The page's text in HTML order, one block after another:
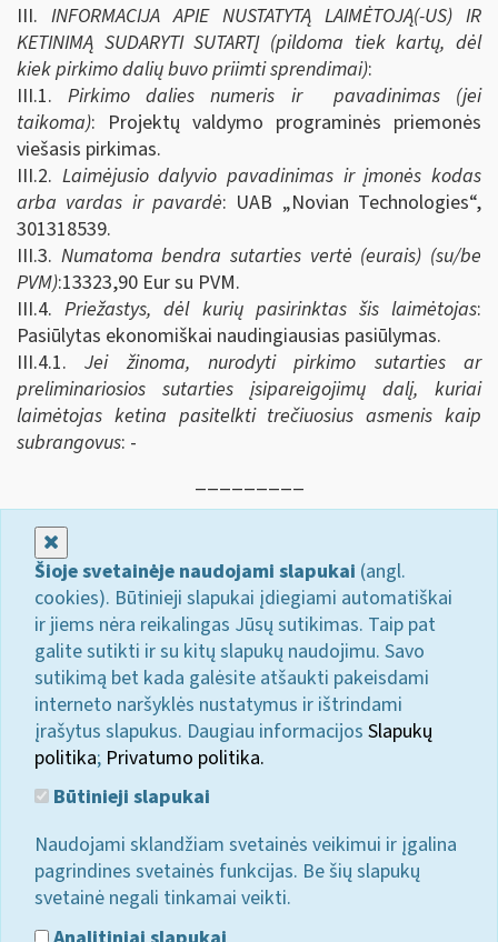
III. INFORMACIJA APIE NUSTATYTĄ LAIMĖTOJĄ(-US) IR
KETINIMĄ SUDARYTI SUTARTĮ (pildoma tiek kartų, dėl
kiek pirkimo dalių buvo priimti sprendimai):
III.1.Pirkimo dalies numeris ir pavadinimas (jei
taikoma): Projektų valdymo programinės priemonės
viešasis pirkimas.
III.2. Laimėjusio dalyvio pavadinimas ir įmonės kodas
arba vardas ir pavardė: UAB „Novian Technologies“,
301318539.
III.3. Numatoma bendra sutarties vertė (eurais) (su/be
PVM):13323,90 Eur su PVM.
III.4.Priežastys, dėl kurių pasirinktas šis laimėtojas:
Pasiūlytas ekonomiškai naudingiausias pasiūlymas.
III.4.1.Jei žinoma, nurodyti pirkimo sutarties ar
preliminariosios sutarties įsipareigojimų dalį, kuriai
laimėtojas ketina pasitelkti trečiuosius asmenis kaip
subrangovus: -
_________
Šioje svetainėje naudojami slapukai (angl.
cookies). Būtinieji slapukai įdiegiami automatiškai
ir jiems nėra reikalingas Jūsų sutikimas. Taip pat
galite sutikti ir su kitų slapukų naudojimu. Savo
sutikimą bet kada galėsite atšaukti pakeisdami
interneto naršyklės nustatymus ir ištrindami
įrašytus slapukus. Daugiau informacijos Slapukų
politika; Privatumo politika.
Būtinieji slapukai
Naudojami sklandžiam svetainės veikimui ir įgalina
pagrindines svetainės funkcijas. Be šių slapukų
svetainė negali tinkamai veikti.